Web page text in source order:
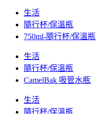
生活
隨行杯/保溫瓶
750ml-隨行杯/保溫瓶
生活
隨行杯/保溫瓶
CamelBak 吸管水瓶
生活
隨行杯/保溫瓶